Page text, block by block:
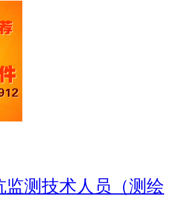
监测技术人员（测绘